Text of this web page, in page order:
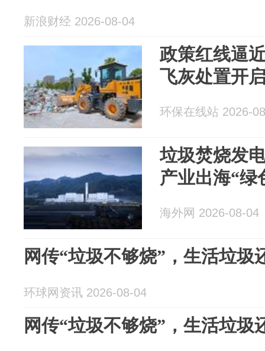
新浪财经 2026-08-04
政策红线逼
飞灰处置开
环保在线站 2026-
垃圾焚烧发
产业出海“绿
海外网 2026-08-04
网传“垃圾不够烧”，生活垃圾
环球网资讯 2026-08-04
网传“垃圾不够烧”，生活垃圾